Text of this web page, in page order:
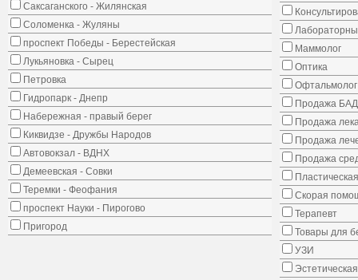
Саксаганского - Жилянская
Соломенка - Жуляны
проспект Победы - Берестейская
Лукьяновка - Сырец
Петровка
Гидропарк - Днепр
Набережная - правый берег
Киквидзе - Дружбы Народов
Автовокзал - ВДНХ
Демеевская - Совки
Теремки - Феофания
проспект Науки - Пирогово
Пригород
Маммолог
Оптика
Офтальмолог
Продажа
Продажа
Продажа
Продажа
Скорая
Терапевт
Товары для
УЗИ